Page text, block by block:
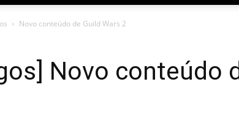
Novo conteúdo de Guild Wars 2
Novo conteúdo